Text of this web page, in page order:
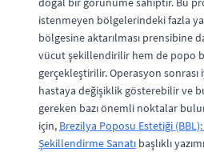
istenmeyen bölgelerindeki fazla
bölgesine aktarılması prensibine
vücut şekillendirilir hem de popo
gerçekleştirilir. Operasyon
hastaya değişiklik gösterebilir ve
gereken bazı önemli noktalar
için, Brezilya Poposu Estetiği
Şekillendirme Sanatı başlıklı